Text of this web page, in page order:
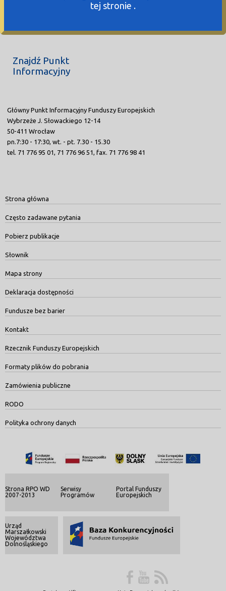
Znajdź Punkt
Informacyjny
Główny Punkt Informacyjny Funduszy Europejskich
Wybrzeże J. Słowackiego 12-14
50-411 Wrocław
pn.7:30 - 17:30, wt. - pt. 7.30 - 15.30
tel. 71 776 95 01, 71 776 96 51, fax. 71 776 98 41
Strona główna
Często zadawane pytania
Pobierz publikacje
Słownik
Mapa strony
Deklaracja dostępności
Fundusze bez barier
Kontakt
Rzecznik Funduszy Europejskich
Formaty plików do pobrania
Zamówienia publiczne
RODO
Polityka ochrony danych
Strona RPO WD
2007-2013
Serwisy
Programów
Portal Funduszy
Europejskich
Urząd
Marszałkowski
Województwa
Dolnośląskiego
tej stronie .